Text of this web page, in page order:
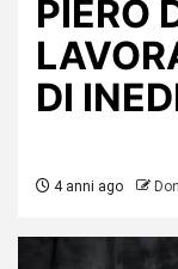
PIERO
DI
4 anni ago